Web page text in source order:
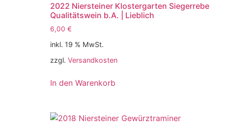
2022 Niersteiner Klostergarten Siegerrebe
Qualitätswein b.A. | Lieblich
6,00 €
inkl. 19 % MwSt.
zzgl. Versandkosten
In den Warenkorb